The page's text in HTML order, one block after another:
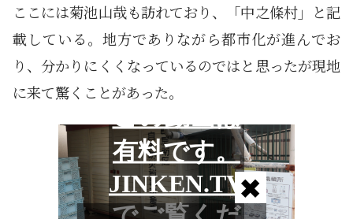
ここには菊池山哉も訪れており、「中之條村」と記
載している。地方でありながら都市化が進んでお
り、分かりにくくなっているのではと思ったが現地
に来て驚くことがあった。